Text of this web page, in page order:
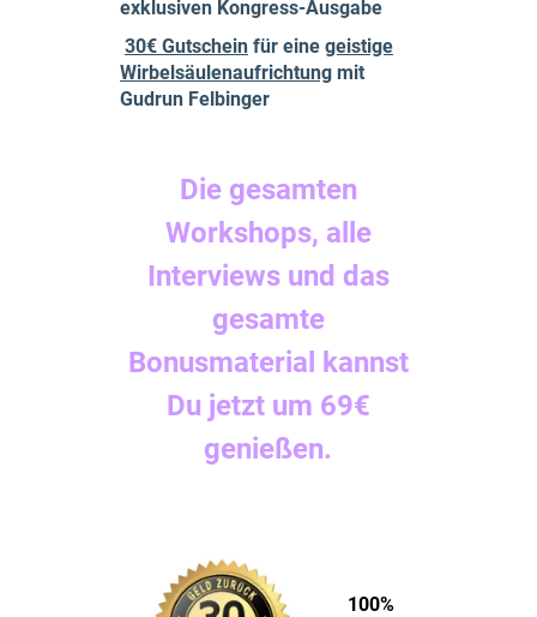
exklusiven Kongress-Ausgabe
30€ Gutschein für eine geistige
Wirbelsäulenaufrichtung mit
Gudrun Felbinger
Die gesamten
Workshops, alle
Interviews und das
gesamte
Bonusmaterial kannst
Du jetzt um 69€
genießen.
100%